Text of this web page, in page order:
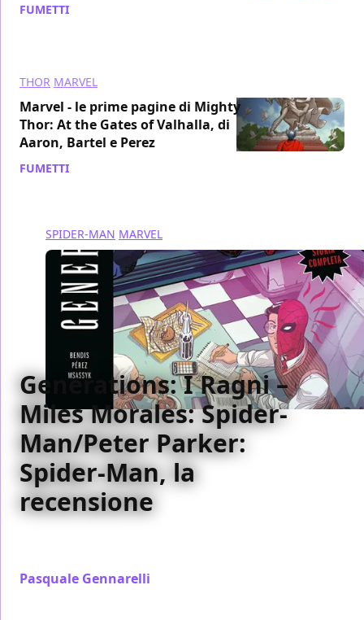
FUMETTI
THOR MARVEL
Marvel - le prime pagine di Mighty
Thor: At the Gates of Valhalla, di
Aaron, Bartel e Perez
FUMETTI
SPIDER-MAN MARVEL
Generations: I Ragni –
Miles Morales: Spider-
Man/Peter Parker:
Spider-Man, la
recensione
Pasquale Gennarelli